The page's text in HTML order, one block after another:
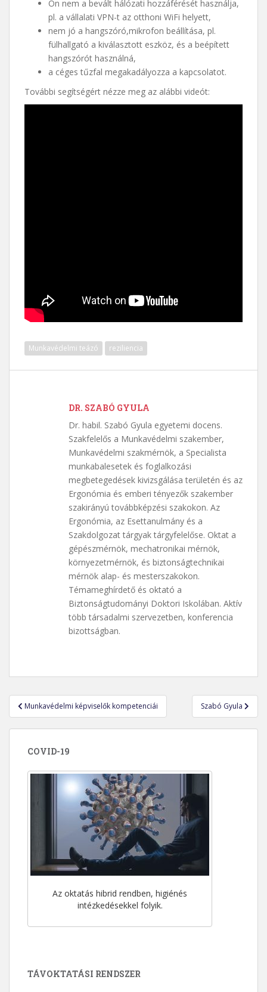
Ön nem a bevált hálózati hozzáférését használja,
pl. a vállalati VPN-t az otthoni WiFi helyett,
nem jó a hangszóró,mikrofon beállítása, pl.
fülhallgató a kiválasztott eszköz, és a beépített
hangszórót használná,
a céges tűzfal megakadályozza a kapcsolatot.
További segítségért nézze meg az alábbi videót:
Munkavédelmi teázó reziliencia
DR. SZABÓ GYULA
Dr. habil. Szabó Gyula egyetemi docens.
Szakfelelős a Munkavédelmi szakember,
Munkavédelmi szakmérnök, a Specialista
munkabalesetek és foglalkozási
megbetegedések kivizsgálása területén és az
Ergonómia és emberi tényezők szakember
szakirányú továbbképzési szakokon. Az
Ergonómia, az Esettanulmány és a
Szakdolgozat tárgyak tárgyfelelőse. Oktat a
gépészmérnök, mechatronikai mérnök,
környezetmérnök, és biztonságtechnikai
mérnök alap- és mesterszakokon.
Témameghírdető és oktató a
Biztonságtudományi Doktori Iskolában. Aktív
több társadalmi szervezetben, konferencia
bizottságban.
Bejegyzés
navigáció
Munkavédelmi képviselők kompetenciái Szabó Gyula
COVID-19
Az oktatás hibrid rendben, higiénés
intézkedésekkel folyik.
TÁVOKTATÁSI RENDSZER